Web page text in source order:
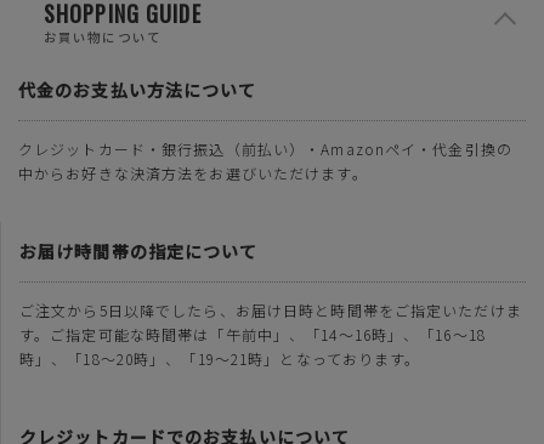
SHOPPING GUIDE
お買い物について
代金のお支払い方法について
クレジットカード・銀行振込（前払い）・Amazonペイ・代金引換の
中からお好きな決済方法をお選びいただけます。
お届け時間帯の指定について
ご注文から5日以降でしたら、お届け日時と時間帯をご指定いただけま
す。ご指定可能な時間帯は「午前中」、「14～16時」、「16～18
時」、「18～20時」、「19～21時」となっております。
クレジットカードでのお支払いについて